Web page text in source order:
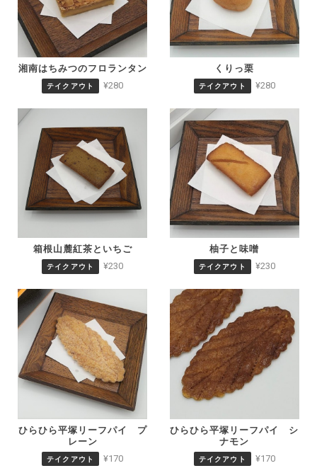
湘南はちみつのフロランタン
テイクアウト ¥280
くりっ栗
テイクアウト ¥280
箱根山麓紅茶といちご
テイクアウト ¥230
柚子と味噌
テイクアウト ¥230
ひらひら平塚リーフパイ プ
レーン
テイクアウト ¥170
ひらひら平塚リーフパイ シ
ナモン
テイクアウト ¥170